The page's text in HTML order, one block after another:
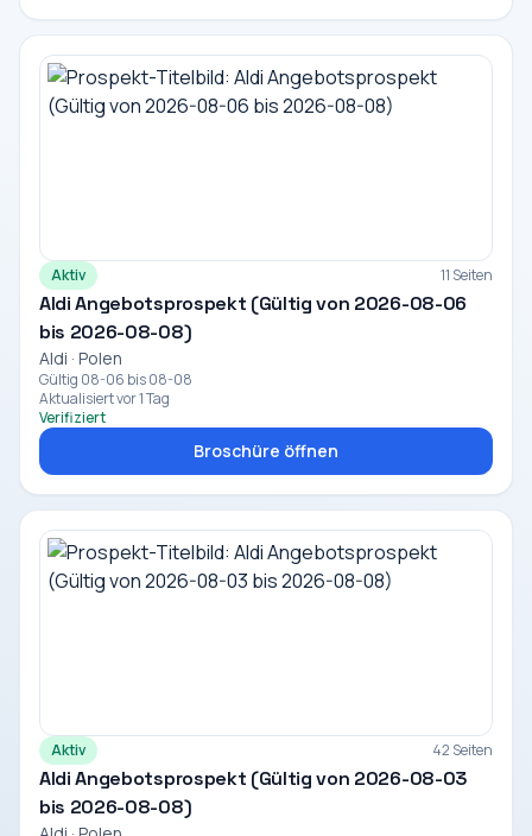
Aktiv 11 Seiten
Aldi Angebotsprospekt (Gültig von 2026-08-06
bis 2026-08-08)
Aldi · Polen
Gültig 08-06 bis 08-08
Aktualisiert vor 1 Tag
Verifiziert
Broschüre öffnen
Aktiv 42 Seiten
Aldi Angebotsprospekt (Gültig von 2026-08-03
bis 2026-08-08)